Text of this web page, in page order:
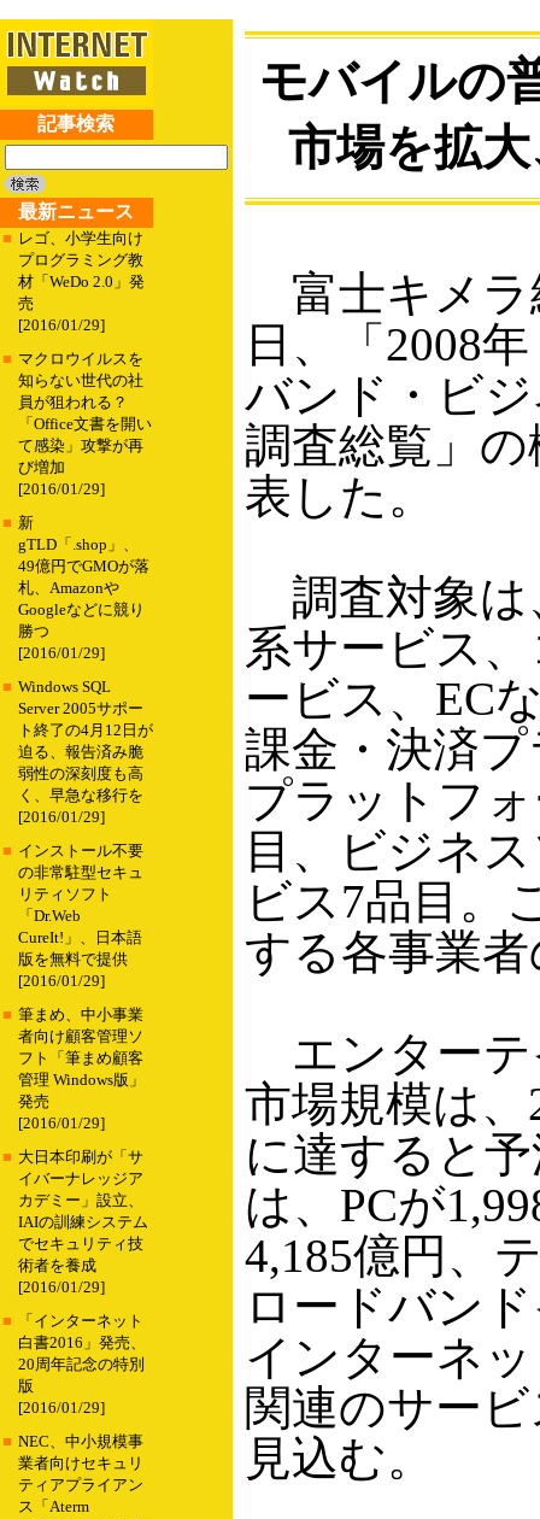
記事検索
最新ニュース
■ レゴ、小学生向け
プログラミング教
材「WeDo 2.0」発
売
[2016/01/29]
■ マクロウイルスを
知らない世代の社
員が狙われる？
「Office文書を開い
て感染」攻撃が再
び増加
[2016/01/29]
■ 新
gTLD「.shop」、
49億円でGMOが落
札、Amazonや
Googleなどに競り
勝つ
[2016/01/29]
■ Windows SQL
Server 2005サポー
ト終了の4月12日が
迫る、報告済み脆
弱性の深刻度も高
く、早急な移行を
[2016/01/29]
■ インストール不要
の非常駐型セキュ
リティソフト
「Dr.Web
CureIt!」、日本語
版を無料で提供
[2016/01/29]
■ 筆まめ、中小事業
者向け顧客管理ソ
フト「筆まめ顧客
管理 Windows版」
発売
[2016/01/29]
■ 大日本印刷が「サ
イバーナレッジア
カデミー」設立、
IAIの訓練システム
でセキュリティ技
術者を養成
[2016/01/29]
■
「インターネット
白書2016」発売、
20周年記念の特別
版
[2016/01/29]
■ NEC、中小規模事
業者向けセキュリ
ティアプライアン
ス「Aterm
モバイルの
市場を拡
富士キメラ
日、「2008
バンド・ビ
調査総覧」
表した。
調査対象は
系サービス
ービス、EC
課金・決済
プラットフ
目、ビジネ
ビス7品目。
する各事業
エンターテ
市場規模は、
に達すると
は、PCが
4,185億円、
ロードバン
インターネ
関連のサー
見込む。